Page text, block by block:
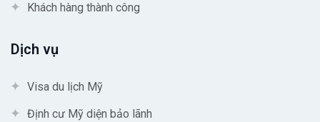
Khách hàng thành công
Dịch vụ
Visa du lịch Mỹ
Định cư Mỹ diện bảo lãnh